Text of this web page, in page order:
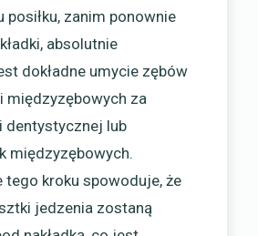
posiłku, zanim ponownie
absolutnie
dokładne umycie zębów
międzyzębowych za
dentystycznej lub
międzyzębowych.
tego kroku spowoduje, że
jedzenia zostaną